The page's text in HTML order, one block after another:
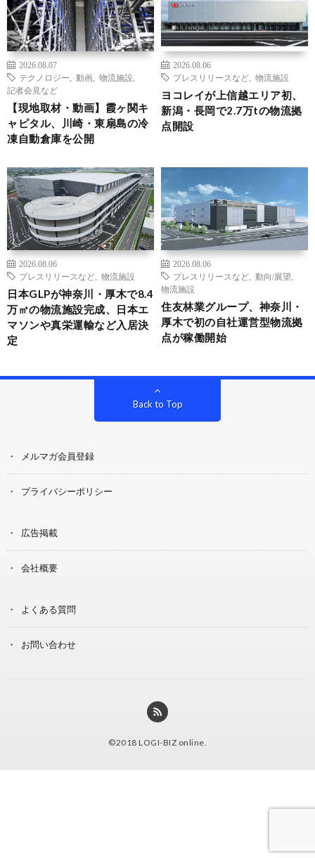
2026.08.07
テクノロジー
動画 物流施設
記者会見など
【現地取材・動画】霞ヶ関キ
ャピタル、川崎・東扇島の冷
凍自動倉庫を公開
2026.08.06
プレスリリースなど
物流施設
ヨコレイが上信越エリア初、
新潟・長岡で2.7万tの物流拠
点開設
2026.08.06
プレスリリースなど
物流施設
日本GLPが神奈川・厚木で8.4
万㎡の物流施設完成、日本エ
マソンや真栄運輸など入居決
定
2026.08.06
プレスリリースなど
動向/展望
物流施設
住友林業グループ、神奈川・
厚木で初の自社運営型物流拠
点が稼働開始
Back to Top
メルマガ会員登録
プライバシーポリシー
広告掲載
会社概要
よくある質問
お問い合わせ
©2018 LOGI-BIZ online